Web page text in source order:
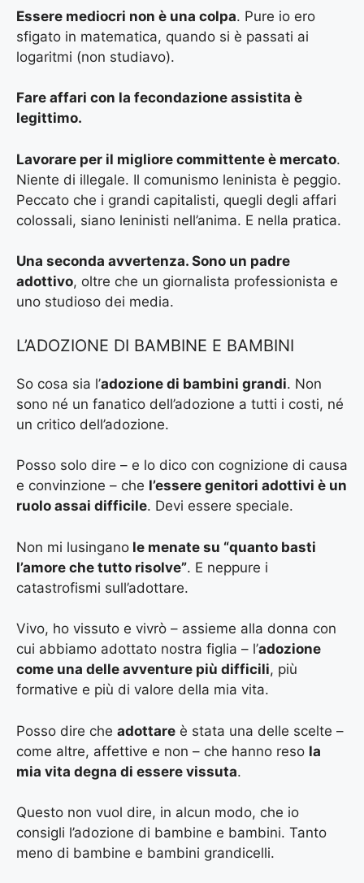
Essere mediocri non è una colpa. Pure io ero
sfigato in matematica, quando si è passati ai
logaritmi (non studiavo).
Fare affari con la fecondazione assistita è
legittimo.
Lavorare per il migliore committente è mercato.
Niente di illegale. Il comunismo leninista è peggio.
Peccato che i grandi capitalisti, quegli degli affari
colossali, siano leninisti nell’anima. E nella pratica.
Una seconda avvertenza. Sono un padre
adottivo, oltre che un giornalista professionista e
uno studioso dei media.
L’ADOZIONE DI BAMBINE E BAMBINI
So cosa sia l’adozione di bambini grandi. Non
sono né un fanatico dell’adozione a tutti i costi, né
un critico dell’adozione.
Posso solo dire – e lo dico con cognizione di causa
e convinzione – che l’essere genitori adottivi è un
ruolo assai difficile. Devi essere speciale.
Non mi lusingano le menate su “quanto basti
l’amore che tutto risolve”. E neppure i
catastrofismi sull’adottare.
Vivo, ho vissuto e vivrò – assieme alla donna con
cui abbiamo adottato nostra figlia – l’adozione
come una delle avventure più difficili, più
formative e più di valore della mia vita.
Posso dire che adottare è stata una delle scelte –
come altre, affettive e non – che hanno reso la
mia vita degna di essere vissuta.
Questo non vuol dire, in alcun modo, che io
consigli l’adozione di bambine e bambini. Tanto
meno di bambine e bambini grandicelli.